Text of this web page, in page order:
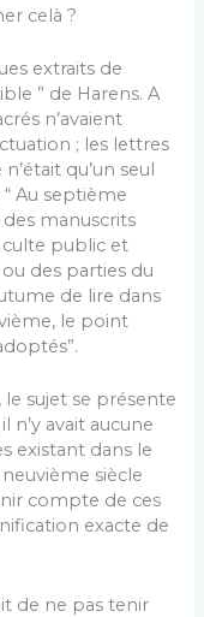
celà ?
extraits de
” de Harens. A
n’avaient
; les lettres
qu’un seul
Au septième
des manuscrits
culte public et
des parties du
de lire dans
le point
le sujet se présente
n’y avait aucune
existant dans le
siècle
compte de ces
exacte de
de ne pas tenir